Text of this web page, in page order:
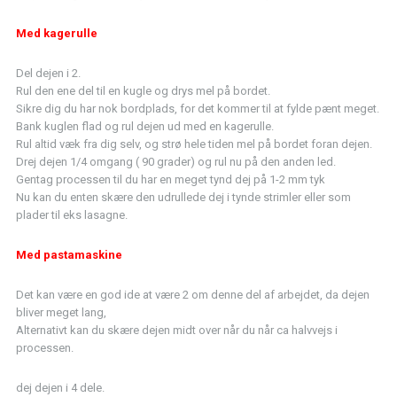
Med kagerulle
Del dejen i 2.
Rul den ene del til en kugle og drys mel på bordet.
Sikre dig du har nok bordplads, for det kommer til at fylde pænt meget.
Bank kuglen flad og rul dejen ud med en kagerulle.
Rul altid væk fra dig selv, og strø hele tiden mel på bordet foran dejen.
Drej dejen 1/4 omgang ( 90 grader) og rul nu på den anden led.
Gentag processen til du har en meget tynd dej på 1-2 mm tyk
Nu kan du enten skære den udrullede dej i tynde strimler eller som
plader til eks lasagne.
Med pastamaskine
Det kan være en god ide at være 2 om denne del af arbejdet, da dejen
bliver meget lang,
Alternativt kan du skære dejen midt over når du når ca halvvejs i
processen.
dej dejen i 4 dele.